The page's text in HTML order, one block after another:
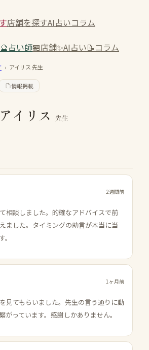
店舗を探すAI占いコラム
🔮占い師🏪店舗✨AI占い📝コラム
› アイリス 先生
情報掲載
アイリス 先生
2週間前
相談しました。的確なアドバイスで前
ました。タイミングの助言が本当に当
1ヶ月前
見てもらいました。先生の言う通りに動
がっています。感謝しかありません。